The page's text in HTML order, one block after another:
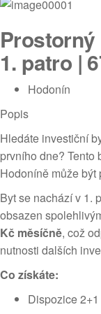
Prostorný
1. patro |
Hodonín
Popis
Hledáte investiční
prvního dne? Tento
Hodoníně může být
Byt se nachází v 1.
obsazen
Kč měsíčně, což
nutnosti dalších
Co získáte:
Dispozice